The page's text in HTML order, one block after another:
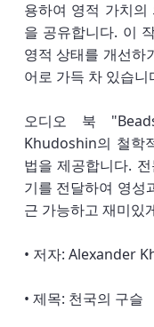
용하여 영적 가치
을 공유합니다. 이
영적 상태를 개선하
어로 가득 차 있습니
오디오 북
Khudoshin의 철학
법을 제공합니다.
기를 전달하여 영성
근 가능하고 재미있
• 저자: Alexander
• 제목: 천국의 구슬